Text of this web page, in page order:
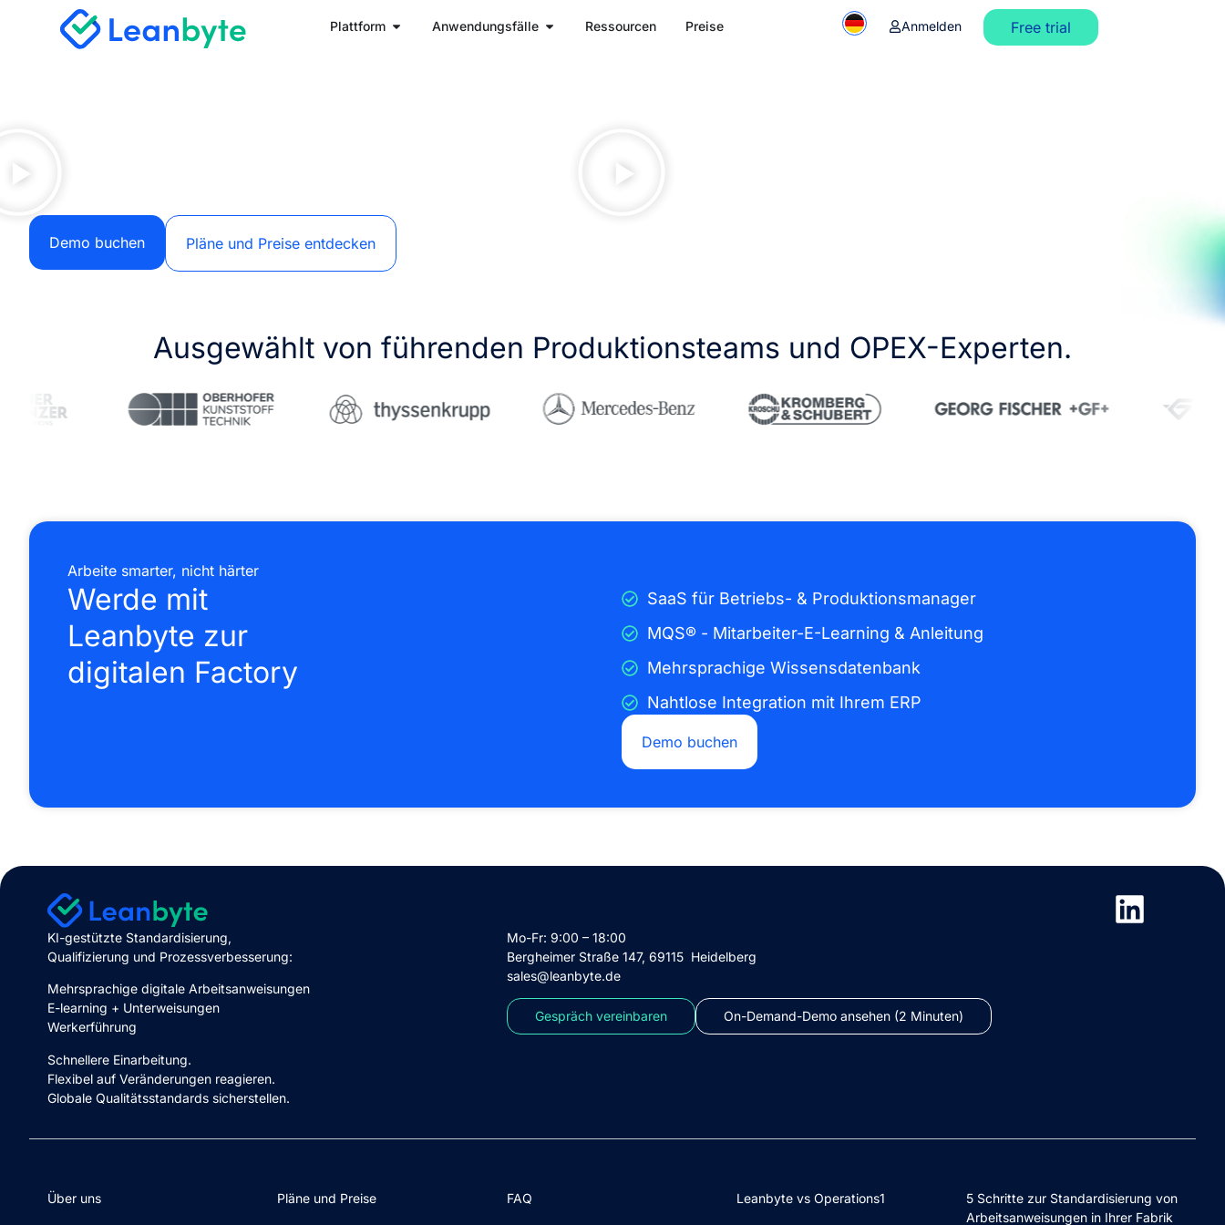
Plattform Anwendungsfälle Ressourcen Preise Anmelden Free trial
Demo buchen Pläne und Preise entdecken
Ausgewählt von führenden Produktionsteams und OPEX-Experten.
Arbeite smarter, nicht härter
Werde mit
Leanbyte zur
digitalen Factory
SaaS für Betriebs- & Produktionsmanager
MQS® - Mitarbeiter-E-Learning & Anleitung
Mehrsprachige Wissensdatenbank
Nahtlose Integration mit Ihrem ERP
Demo buchen
KI-gestützte Standardisierung,
Qualifizierung und Prozessverbesserung:
Mehrsprachige digitale Arbeitsanweisungen
E-learning + Unterweisungen
Werkerführung
Schnellere Einarbeitung.
Flexibel auf Veränderungen reagieren.
Globale Qualitätsstandards sicherstellen.
Mo-Fr: 9:00 – 18:00
Bergheimer Straße 147, 69115 Heidelberg
sales@leanbyte.de
Gespräch vereinbaren On-Demand-Demo ansehen (2 Minuten)
Über uns Pläne und Preise FAQ Leanbyte vs Operations1
5 Schritte zur Standardisierung von
Arbeitsanweisungen in Ihrer Fabrik